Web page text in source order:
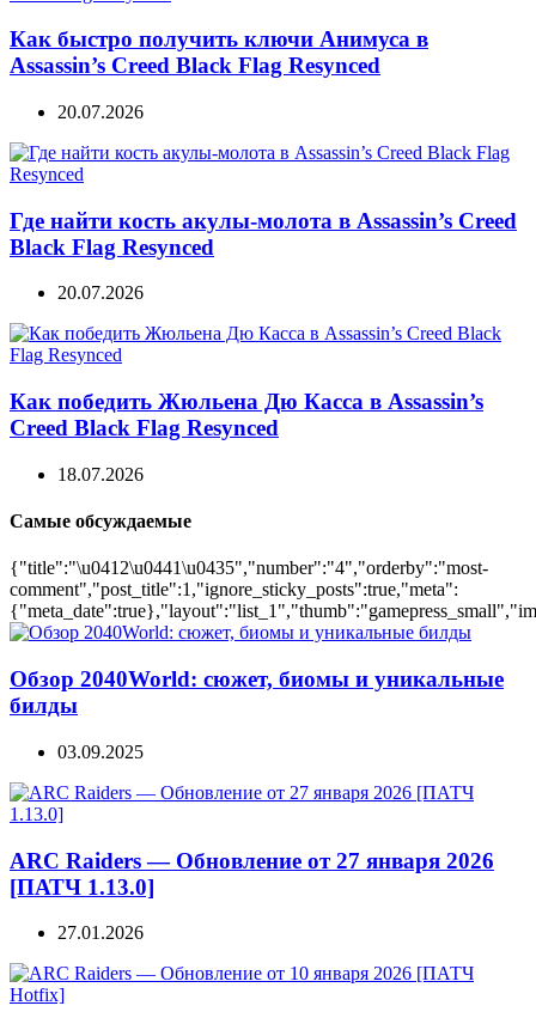
Как быстро получить ключи Анимуса в
Assassin’s Creed Black Flag Resynced
20.07.2026
Где найти кость акулы-молота в Assassin’s Creed
Black Flag Resynced
20.07.2026
Как победить Жюльена Дю Касса в Assassin’s
Creed Black Flag Resynced
18.07.2026
Самые обсуждаемые
{"title":"\u0412\u0441\u0435","number":"4","orderby":"most-
comment","post_title":1,"ignore_sticky_posts":true,"meta":
Обзор 2040World: сюжет, биомы и уникальные
билды
03.09.2025
ARC Raiders — Обновление от 27 января 2026
[ПАТЧ 1.13.0]
27.01.2026